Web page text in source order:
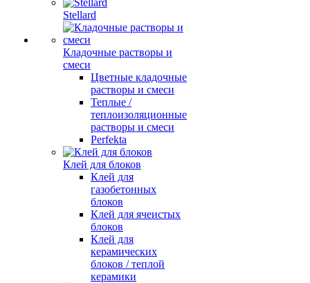
Stellard
Кладочные растворы и
смеси
Цветные кладочные
растворы и смеси
Теплые /
теплоизоляционные
растворы и смеси
Perfekta
Клей для блоков
Клей для
газобетонных
блоков
Клей для ячеистых
блоков
Клей для
керамических
блоков / теплой
керамики